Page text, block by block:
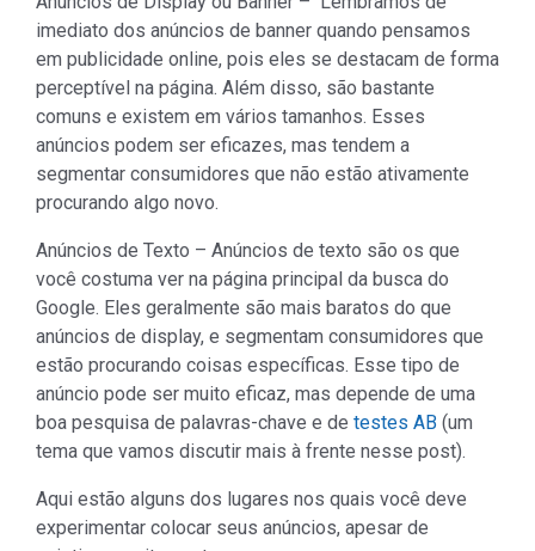
imediato dos anúncios de banner quando pensamos
em publicidade online, pois eles se destacam de forma
perceptível na página. Além disso, são bastante
comuns e existem em vários tamanhos. Esses
anúncios podem ser eficazes, mas tendem a
segmentar consumidores que não estão ativamente
procurando algo novo.
Anúncios de Texto – Anúncios de texto são os que
você costuma ver na página principal da busca do
Google. Eles geralmente são mais baratos do que
anúncios de display, e segmentam consumidores que
estão procurando coisas específicas. Esse tipo de
anúncio pode ser muito eficaz, mas depende de uma
boa pesquisa de palavras-chave e de testes AB (um
tema que vamos discutir mais à frente nesse post).
Aqui estão alguns dos lugares nos quais você deve
experimentar colocar seus anúncios, apesar de